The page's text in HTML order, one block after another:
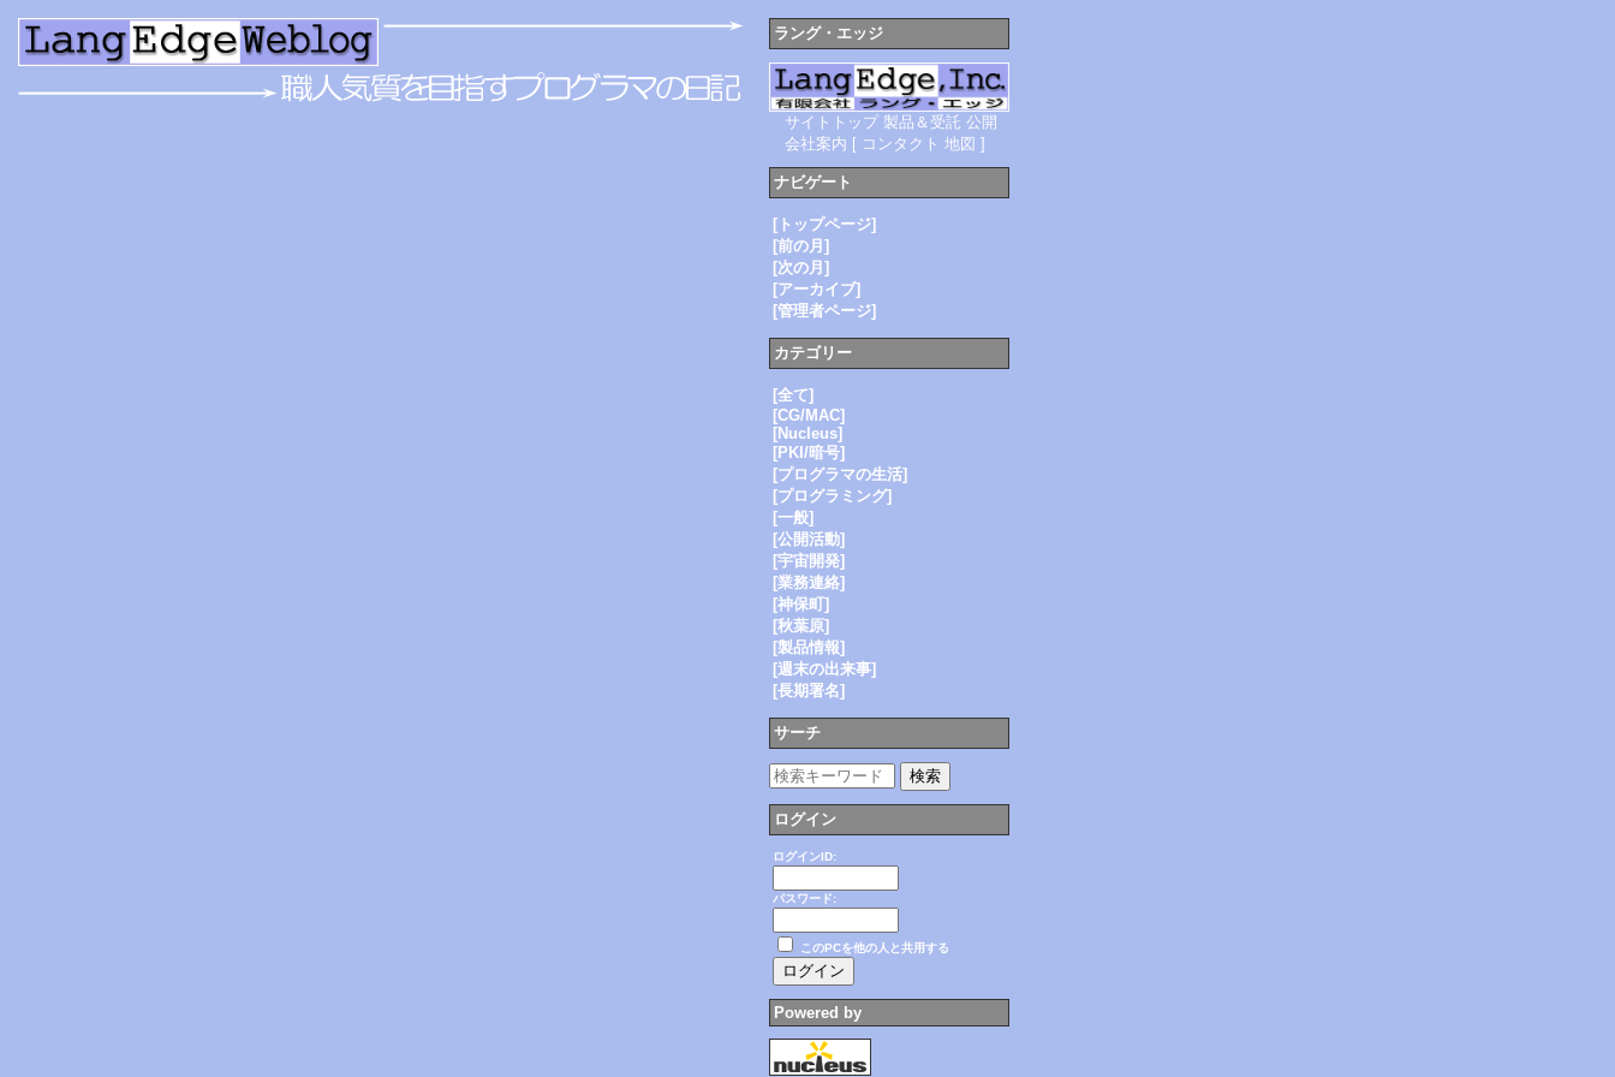
ラング・エッジ
サイトトップ 製品＆受託 公開
会社案内 [ コンタクト 地図 ]
ナビゲート
[トップページ]
[前の月]
[次の月]
[アーカイブ]
[管理者ページ]
カテゴリー
[全て]
[CG/MAC]
[Nucleus]
[PKI/暗号]
[プログラマの生活]
[プログラミング]
[一般]
[公開活動]
[宇宙開発]
[業務連絡]
[神保町]
[秋葉原]
[製品情報]
[週末の出来事]
[長期署名]
サーチ
ログイン
ログインID:
パスワード:
このPCを他の人と共用する
Powered by